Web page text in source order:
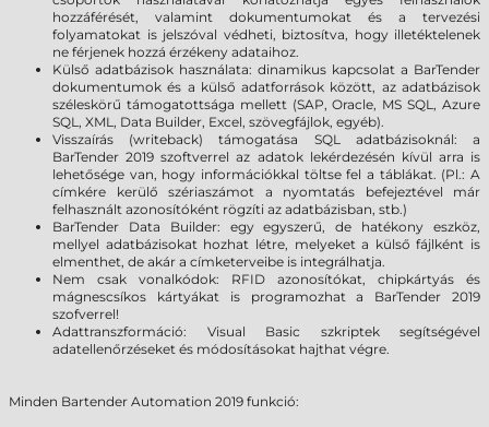
hozzáférését, valamint dokumentumokat és a tervezési
folyamatokat is jelszóval védheti, biztosítva, hogy illetéktelenek
ne férjenek hozzá érzékeny adataihoz.
Külső adatbázisok használata: dinamikus kapcsolat a BarTender
dokumentumok és a külső adatforrások között, az adatbázisok
széleskörű támogatottsága mellett (SAP, Oracle, MS SQL, Azure
SQL, XML, Data Builder, Excel, szövegfájlok, egyéb).
Visszaírás (writeback) támogatása SQL adatbázisoknál: a
BarTender 2019 szoftverrel az adatok lekérdezésén kívül arra is
lehetősége van, hogy információkkal töltse fel a táblákat. (Pl.: A
címkére kerülő szériaszámot a nyomtatás befejeztével már
felhasznált azonosítóként rögzíti az adatbázisban, stb.)
BarTender Data Builder: egy egyszerű, de hatékony eszköz,
mellyel adatbázisokat hozhat létre, melyeket a külső fájlként is
elmenthet, de akár a címketerveibe is integrálhatja.
Nem csak vonalkódok: RFID azonosítókat, chipkártyás és
mágnescsíkos kártyákat is programozhat a BarTender 2019
szofverrel!
Adattranszformáció: Visual Basic szkriptek segítségével
adatellenőrzéseket és módosításokat hajthat végre.
Minden Bartender Automation 2019 funkció: